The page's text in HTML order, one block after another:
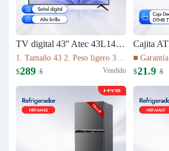
TV digital 43'' Atec 43L14D-C
1. Tamaño 43 2. Peso ligero 3. Relación de aspecto 16:9 4. Tiempo de respuesta (gris a gris) 8,5ms 5. La imagen de alta definición 1080P 6. Vida útil de la lámpara 30.000 HS 7. Sistema de TV ATV(NTSC)/DTV(DTMB) 8. Múltiples interfaces
$289 $ Vendido $21.9 $